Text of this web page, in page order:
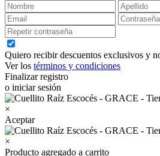
Quiero recibir descuentos exclusivos y
Ver los términos y condiciones
Finalizar registro
o iniciar sesión
×
Aceptar
×
Producto agregado a carrito